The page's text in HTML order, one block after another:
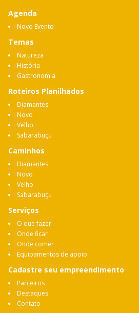
Agenda
Novo Evento
Temas
Natureza
História
Gastronomia
Roteiros Planilhados
Diamantes
Novo
Velho
Sabarabuçu
Caminhos
Diamantes
Novo
Velho
Sabarabuçu
Serviços
O que fazer
Onde ficar
Onde comer
Equipamentos de apoio
Cadastre seu empreendimento
Parceiros
Destaques
Contato